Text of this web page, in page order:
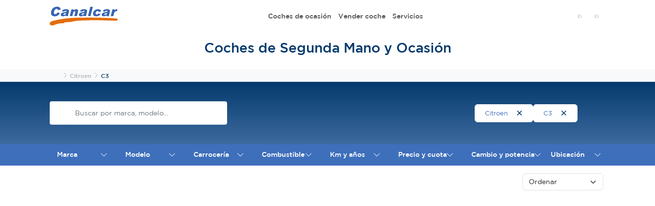
Coches de ocasión Vender coche Servicios
Coches de Segunda Mano y Ocasión
InicioCitroen C3
Citroen C3
Marca Modelo Carrocería Combustible Km y años Precio y cuota Cambio y potencia Ubicación